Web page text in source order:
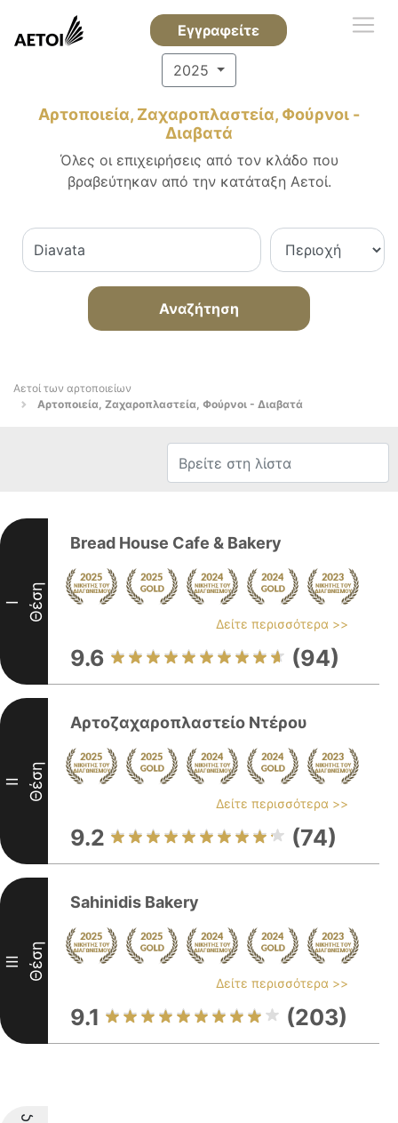
Εγγραφείτε
2025
Αρτοποιεία, Ζαχαροπλαστεία, Φούρνοι -
Διαβατά
Όλες οι επιχειρήσεις από τον κλάδο που
βραβεύτηκαν από την κατάταξη Αετοί.
Αναζήτηση
Αετοί των αρτοποιείων
Αρτοποιεία, Ζαχαροπλαστεία, Φούρνοι - Διαβατά
I Θέση
Bread House Cafe & Bakery
Δείτε περισσότερα >>
9.6 (94)
II Θέση
Αρτοζαχαροπλαστείο Ντέρου
Δείτε περισσότερα >>
9.2 (74)
III Θέση
Sahinidis Bakery
Δείτε περισσότερα >>
9.1 (203)